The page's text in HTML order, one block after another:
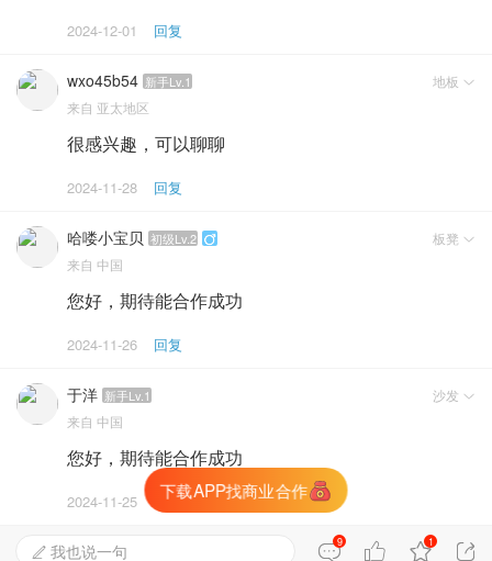
2024-12-01 回复
wxo45b54 新手Lv.1 地板 
来自 亚太地区
很感兴趣，可以聊聊
2024-11-28 回复
哈喽小宝贝 初级Lv.2  板凳 
来自 中国
您好，期待能合作成功
2024-11-26 回复
于洋 新手Lv.1 沙发 
来自 中国
您好，期待能合作成功
2024-11-25 回复
生成朋友圈海报
下载APP找商业合作
9 1 
 我也说一句